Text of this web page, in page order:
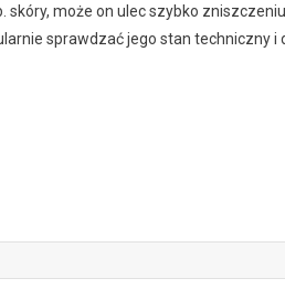
skóry, może on ulec szybko
sprawdzać jego stan techniczny i